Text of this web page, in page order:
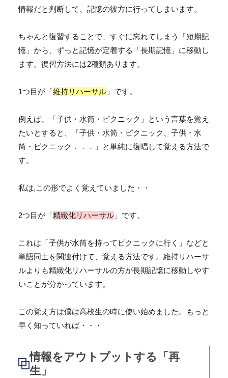
情報だと判断して、記憶の彼方に行ってしまいます。
ちゃんと復習することで、すぐに忘れてしまう「短期記
憶 」から、ずっと記憶が定着する「長期記憶 」に移動し
ます。復習方法には2種類あります。
1つ目が「維持リハーサル 」 です。
例えば、「子供・水筒・ピクニック」という言葉を覚え
たいとすると、「子供・水筒・ピクニック、子供・水
筒・ピクニック．．．」と単純に復唱して覚える方法で
す。
私は,この形でよく覚えていました・・
2つ目が「精緻化リハーサル 」 です。
これは「子供が水筒を持ってピクニックに行く」などと
単語同士を関連付けて、覚える方法です。 維持リハーサ
ルよりも精緻化リハーサルの方が長期記憶に移動しやす
いことが分かっています。
この覚え方は僕は高校生の時に使い始めました。もっと
早く知っていれば・・・
情報をアウトプットする「再
生」